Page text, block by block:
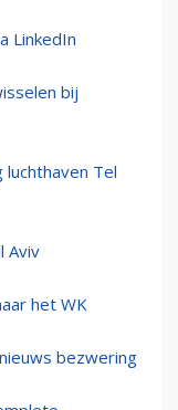
LinkedIn
bij
Tel
Aviv
het WK
bezwering